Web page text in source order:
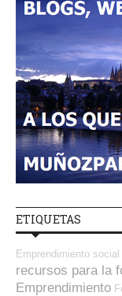
ETIQUETAS
Emprendimiento social
recursos para la
Emprendimiento